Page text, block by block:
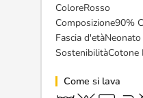
ColoreRosso
Composizione90%
Fascia
SostenibilitàCotone
Come si lava